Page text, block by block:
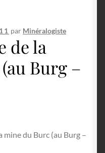
par Minéralogiste
de la
Burg –
du Burc (au Burg –